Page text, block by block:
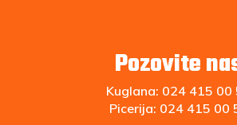
Pozovite
Kuglana: 024 415 00
Picerija: 024 415 00